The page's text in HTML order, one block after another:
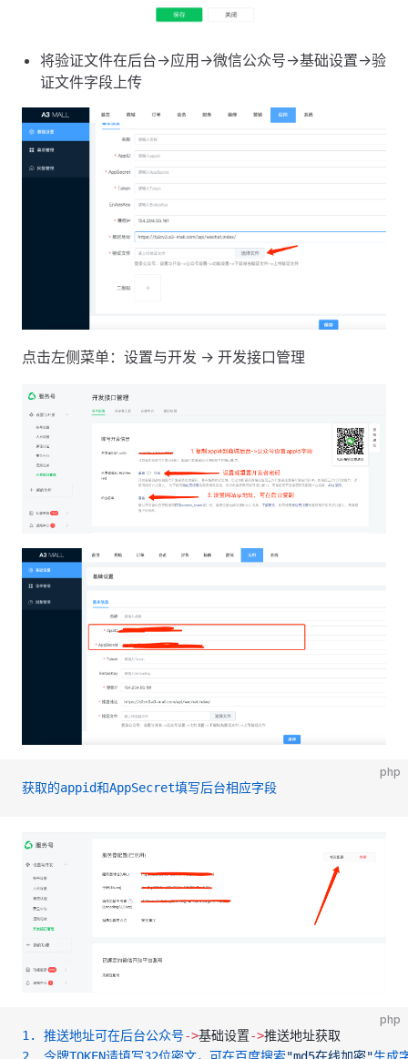
将验证文件在后台->应用->微信公众号->基础设置->验
证文件字段上传
点击左侧菜单：设置与开发 -> 开发接口管理
php
获取的appid和AppSecret填写后台相应字段
php
1. 推送地址可在后台公众号->基础设置->推送地址获取
2.
令牌TOKEN请填写32位密文，可在百度搜索"md5在线加密"生成